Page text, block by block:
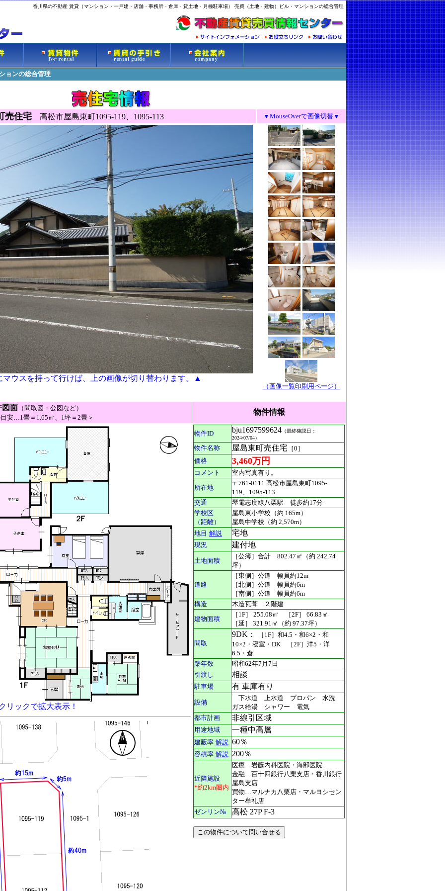
香川県の不動産 賃貸（マンション・一戸建・店舗・事務所・倉庫・貸土地・月極駐車場） 売買（土地・建物）ビル・マンションの総合管理
ョンの総合管理
売住宅 高松市屋島東町1095-119、1095-113 ▼MouseOverで画像切替▼
ウスを持って行けば、上の画像が切り替わります。▲
（画像一覧印刷用ページ）
図面 （間取図・公図など）
安…1畳＝1.65㎡、1坪＝2畳＞
物件情報
リックで拡大表示！
物件ID bju1697599624 （最終確認日：
2024/07/04）
物件名称 屋島東町売住宅 ［0］
価格
3,460万円
コメント
室内写真有り。
所在地
〒761-0111 高松市屋島東町1095-
119、1095-113
交通
琴電志度線八栗駅 徒歩約17分
学校区
（距離）
屋島東小学校（約 165m）
屋島中学校（約 2,570m）
地目 解説 宅地
現況 建付地
土地面積
［公簿］合計 802.47㎡（約 242.74
坪）
道路
［東側］公道 幅員約12m
［北側］公道 幅員約6m
［南側］公道 幅員約6m
構造
木造瓦葺 ２階建
建物面積
［1F］ 255.08㎡ ［2F］ 66.83㎡
［延］ 321.91㎡（約 97.37坪）
間取
9DK：
［1F］和4.5・和6×2・和
10×2・寝室・DK ［2F］洋5・洋
6.5・倉
築年数
昭和62年7月7日
引渡し
相談
駐車場 有 車庫有り
設備
下水道 上水道 プロパン 水洗
ガス給湯 シャワー 電気
都市計画
非線引区域
用途地域 一種中高層
建蔽率 解説 60％
容積率 解説 200％
近隣施設
*約2km圏内
医療…岩藤内科医院・海部医院
金融…百十四銀行八栗支店・香川銀行
屋島支店
買物…マルナカ八栗店・マルヨシセン
ター牟礼店
ゼンリン№
高松 27P F-3